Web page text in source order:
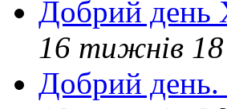
Добрий день
16 тижнів 18
Добрий